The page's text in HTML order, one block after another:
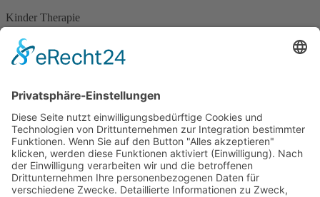
Kinder Therapie
Krankengymnastik nach Bobath für Kinder
Krankengymnastik für Kinder
Therapeuten
Kontakt
Karriere
Förderung
Sponsoring
Potsdamer Adventsturmblasen
Gutscheine
Impressum
Datenschutz